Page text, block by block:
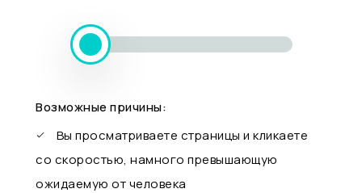
Возможные причины:
Вы просматриваете страницы и кликаете
со скоростью, намного превышающую
ожидаемую от человека